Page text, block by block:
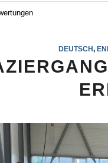
DEUTSCH,